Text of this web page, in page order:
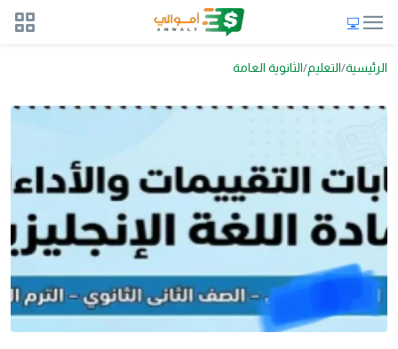
الرئيسية التعليم الثانوية العامة